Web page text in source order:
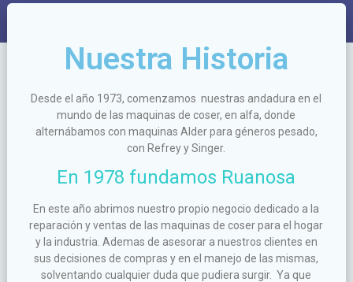
Nuestra Historia
Desde el año 1973, comenzamos nuestras andadura en el
mundo de las maquinas de coser, en alfa, donde
alternábamos con maquinas Alder para géneros pesado,
con Refrey y Singer.
En 1978 fundamos Ruanosa
En este año abrimos nuestro propio negocio dedicado a la
reparación y ventas de las maquinas de coser para el hogar
y la industria. Ademas de asesorar a nuestros clientes en
sus decisiones de compras y en el manejo de las mismas,
solventando cualquier duda que pudiera surgir. Ya que